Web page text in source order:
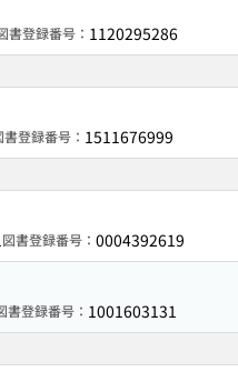
書登録番号： 1120295286
書登録番号： 1511676999
図書登録番号： 0004392619
書登録番号： 1001603131